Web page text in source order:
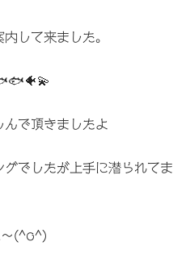
して来ました。
で頂きましたよ
でしたが上手に潜られてま
〜(^o^)